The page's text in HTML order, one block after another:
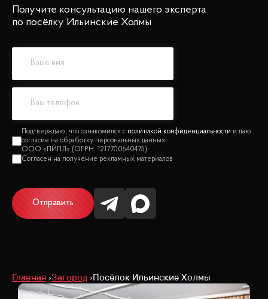
Получите консультацию нашего эксперта
по посёлку Ильинские Холмы
политикой конфиденциальности
Отправить
Главная Загород Посёлок Ильинские Холмы